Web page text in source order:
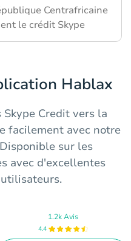
Centrafricaine
le crédit Skype
Hablax
Skype Credit vers la
facilement avec notre
sur les
avec d'excellentes
1.2k Avis
4.4